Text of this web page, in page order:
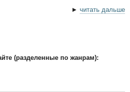
► читать дальше
(разделенные по жанрам):